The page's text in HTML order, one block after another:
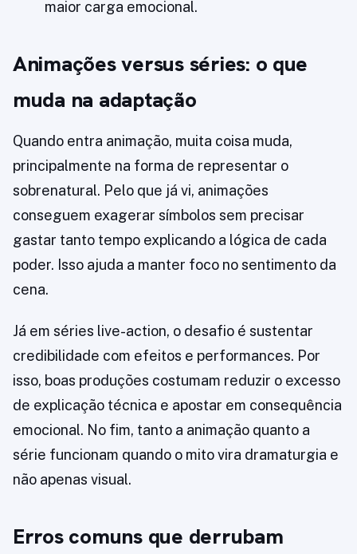
maior carga emocional.
Animações versus séries: o que
muda na adaptação
Quando entra animação, muita coisa muda,
principalmente na forma de representar o
sobrenatural. Pelo que já vi, animações
conseguem exagerar símbolos sem precisar
gastar tanto tempo explicando a lógica de cada
poder. Isso ajuda a manter foco no sentimento da
cena.
Já em séries live-action, o desafio é sustentar
credibilidade com efeitos e performances. Por
isso, boas produções costumam reduzir o excesso
de explicação técnica e apostar em consequência
emocional. No fim, tanto a animação quanto a
série funcionam quando o mito vira dramaturgia e
não apenas visual.
Erros comuns que derrubam